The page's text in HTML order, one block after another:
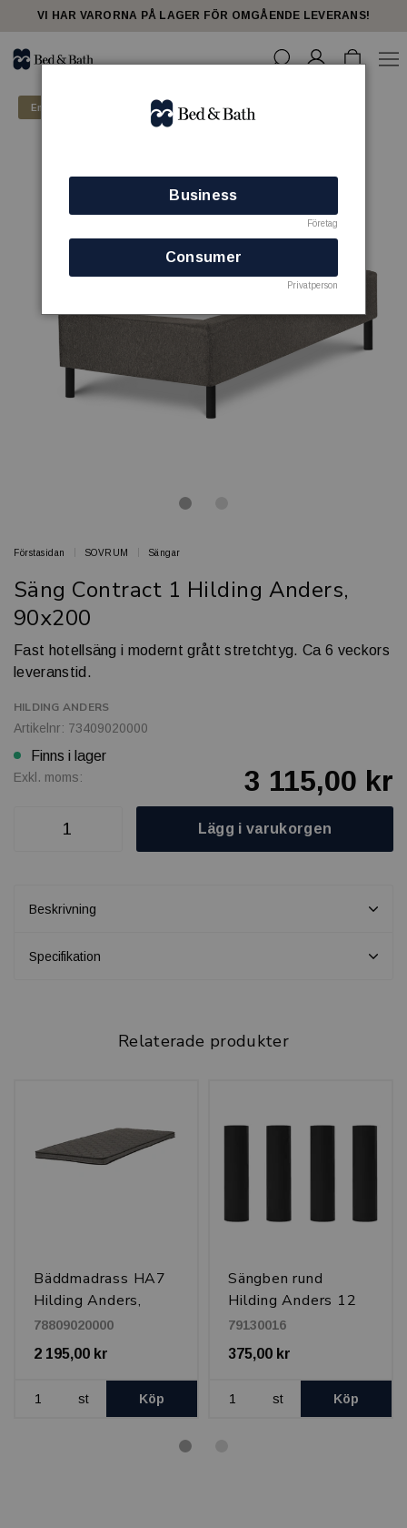
VI HAR VARORNA PÅ LAGER FÖR OMGÅENDE LEVERANS!
Endast för företagskunder
Förstasidan SOVRUM Sängar
Säng Contract 1 Hilding Anders,
90x200
Fast hotellsäng i modernt grått stretchtyg. Ca 6 veckors
leveranstid.
HILDING ANDERS
Artikelnr: 73409020000
Finns i lager
Exkl. moms: 3 115,00 kr
Lägg i varukorgen
Beskrivning
Specifikation
Relaterade produkter
Bäddmadrass HA7
Hilding Anders,
90x200x7 cm
78809020000
2 195,00 kr
st Köp
Sängben rund
Hilding Anders 12
cm, Svart
79130016
375,00 kr
st Köp
Business
Företag
Consumer
Privatperson